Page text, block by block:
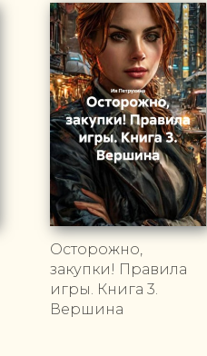
Осторожно,
закупки! Правила
игры. Книга 3.
Вершина